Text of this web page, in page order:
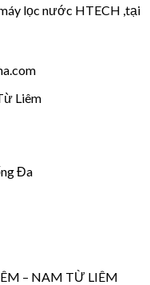
lọc nước HTECH ,tại
Liêm
Đa
– NAM TỪ LIÊM